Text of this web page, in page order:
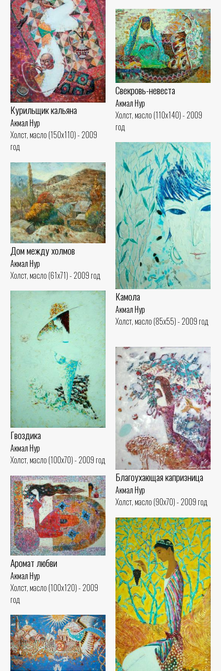
Курильщик кальяна
Акмал Нур
Холст, масло (150x110) - 2009
год
Свекровь-невеста
Акмал Нур
Холст, масло (110x140) - 2009
год
Камола
Акмал Нур
Холст, масло (85x55) - 2009 год
Дом между холмов
Акмал Нур
Холст, масло (61x71) - 2009 год
Гвоздика
Акмал Нур
Холст, масло (100x70) - 2009 год
Благоухающая капризница
Акмал Нур
Холст, масло (90x70) - 2009 год
Аромат любви
Акмал Нур
Холст, масло (100x120) - 2009
год